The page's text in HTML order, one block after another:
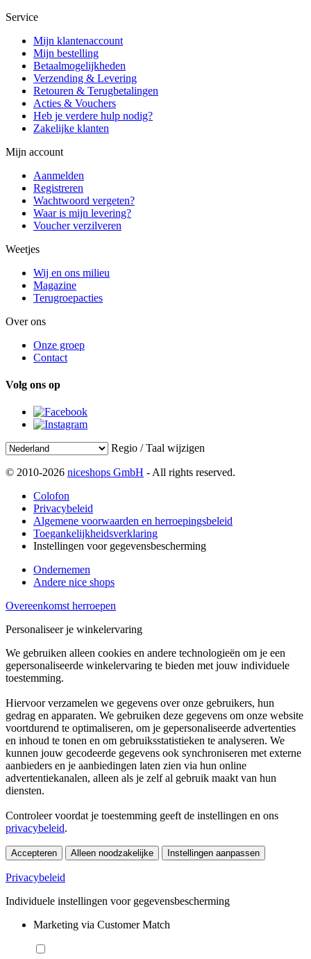
Service
Mijn klantenaccount
Mijn bestelling
Betaalmogelijkheden
Verzending & Levering
Retouren & Terugbetalingen
Acties & Vouchers
Heb je verdere hulp nodig?
Zakelijke klanten
Mijn account
Aanmelden
Registreren
Wachtwoord vergeten?
Waar is mijn levering?
Voucher verzilveren
Weetjes
Wij en ons milieu
Magazine
Terugroepacties
Over ons
Onze groep
Contact
Volg ons op
Regio / Taal wijzigen
© 2010-2026 niceshops GmbH - All rights reserved.
Colofon
Privacybeleid
Algemene voorwaarden en herroepingsbeleid
Toegankelijkheidsverklaring
Instellingen voor gegevensbescherming
Ondernemen
Andere nice shops
Overeenkomst herroepen
Personaliseer je winkelervaring
We gebruiken alleen cookies en andere technologieën om je een
gepersonaliseerde winkelervaring te bieden met jouw individuele
toestemming.
Hiervoor verzamelen we gegevens over onze gebruikers, hun
gedrag en apparaten. We gebruiken deze gegevens om onze website
voortdurend te optimaliseren, om je gepersonaliseerde advertenties
en inhoud te tonen en om gebruiksstatistieken te analyseren. We
kunnen jouw gecodeerde gegevens ook synchroniseren met externe
aanbieders en je aanbiedingen laten zien via hun online
advertentiekanalen, alleen als je zelf al gebruik maakt van hun
diensten.
Controleer voordat je toestemming geeft de instellingen en ons
privacybeleid.
Accepteren Alleen noodzakelijke Instellingen aanpassen
Privacybeleid
Individuele instellingen voor gegevensbescherming
Marketing via Customer Match